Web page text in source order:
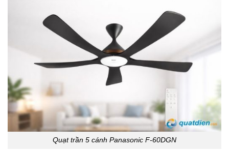
Quạt trần 5 cánh Panasonic F-60DGN